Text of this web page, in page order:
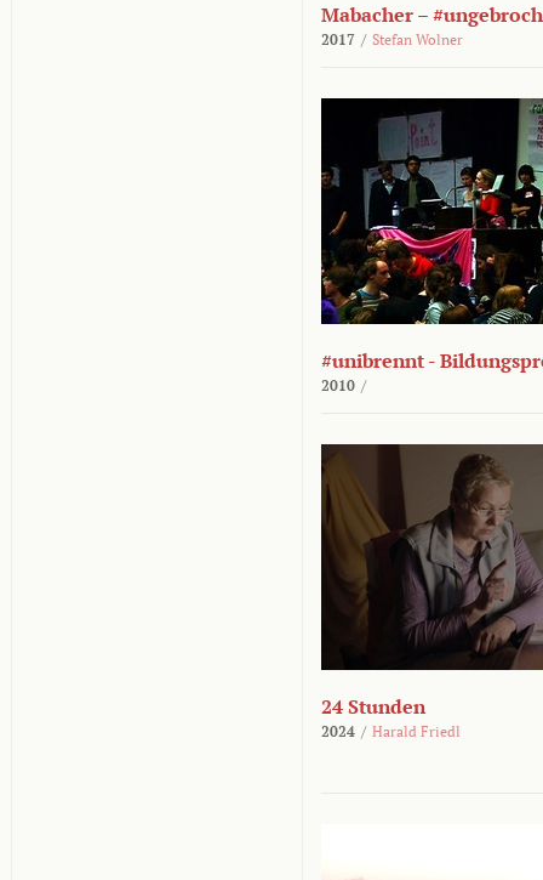
Mabacher –
2017 / Stefan Wolner
#unibrennt -
2010 /
24 Stunden
2024 / Harald Friedl